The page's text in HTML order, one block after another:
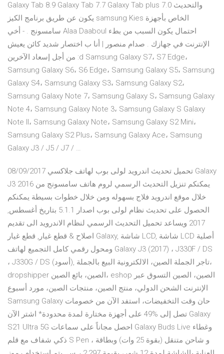
Galaxy Tab 8.9 Galaxy Tab 7.7 Galaxy Tab plus 7.0 والتحديث
يكون عن طريق برنامج الكيز samsung Kies الخاص بأجهزة
سامسونج . - أخي Alaa Daaboul احتمال يكون السبب من بطء
الإنترنت في جهازك . صدام منصور | أنا ب اختصار شديد كائن يعيش
من أجل إسعاد الآخرين :d Samsung Galaxy S7، S7 Edge،
Samsung Galaxy S6، S6 Edge، Samsung Galaxy S5، Samsung
Galaxy S4، Samsung Galaxy S3، Samsung Galaxy S2،
Samsung Galaxy Note 7، Samsung Galaxy S، Samsung Galaxy
Note 4، Samsung Galaxy Note 3، Samsung Galaxy S Galaxy
Note II، Samsung Galaxy Note، Samsung Galaxy S2 Mini،
Samsung Galaxy S2 Plus، Samsung Galaxy Ace، Samsung
Galaxy J3 / J5 / J7 / …
08/09/2017 تحميل تحديث اندرويد لولى بوب لهاتف جلاكسي Galaxy
J3 2016 يمكنكم تنزيل التحديث الرسمي لروم هاتف سامسونج من
خلال موقع اندرويد فلاج بسهوله ومن خلال خطوات بسيطة يمكنكم
الحصول على تحديث نظام لولى بوب اصدار 5.1.1 بتاريخ أغسطس,
2017 ويساعد تحميل التحديث الرسمي لنظام الاندرويد الى تقديم
اصلاح & قطع غيار, قطع غيار Galaxy, شاشة LCD, شاشة LCD أصلية
ومحول رقمي كامل التجميع لهاتف Galaxy J3 (2017) ، J330F / DS
، J330G / DS (أسود), تاجر الجملة الصين، الالكترونية البيع بالجملة،
dropshipper الصين، بائع الصين، eshop الصين، الصين التسوق عبر
الإنترنت الشحن الدولي، منتج الصين، منتجات الصين، مورد أسبوع
Samsung Galaxy حان وقت التخفيضات، استفد الآن من خصومات
تصل إلى %49 على أجهزة مختارة لمدة محدودة* اشتر الآن Galaxy
S21 Ultra 5G احصل مجاناً على سماعات Galaxy Buds Live وغطاء
ذكي شفاف مع قلم S Pen ، و شاحن متنقل (بقوة 25 وات) وبطاقة